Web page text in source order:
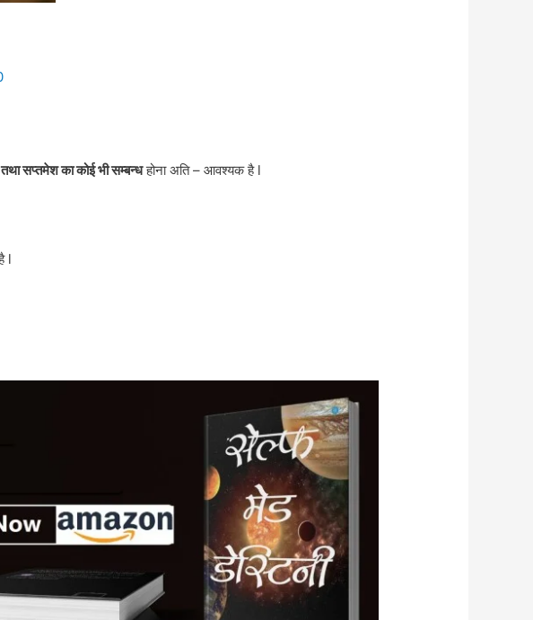
सप्तमेश का कोई भी सम्बन्धहोना अति – आवश्यक है l
l